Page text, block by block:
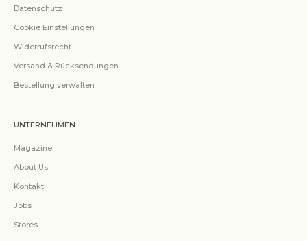
Datenschutz
Cookie Einstellungen
Widerrufsrecht
Versand & Rücksendungen
Bestellung verwalten
UNTERNEHMEN
Magazine
About Us
Kontakt
Jobs
Stores